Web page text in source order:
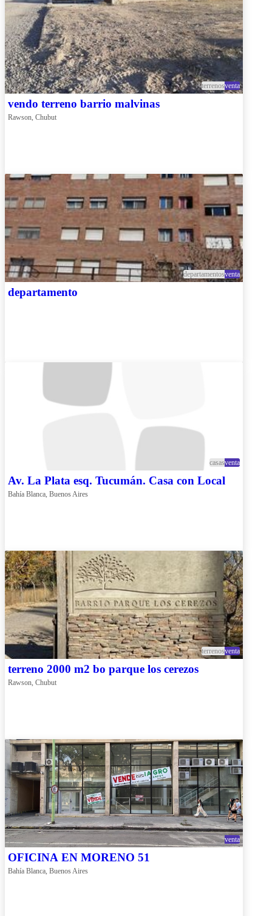
terrenosventa
vendo terreno barrio malvinas
Rawson, Chubut
departamentosventa
departamento
casasventa
Av. La Plata esq. Tucumán. Casa con Local
Bahía Blanca, Buenos Aires
terrenosventa
terreno 2000 m2 bo parque los cerezos
Rawson, Chubut
venta
OFICINA EN MORENO 51
Bahía Blanca, Buenos Aires